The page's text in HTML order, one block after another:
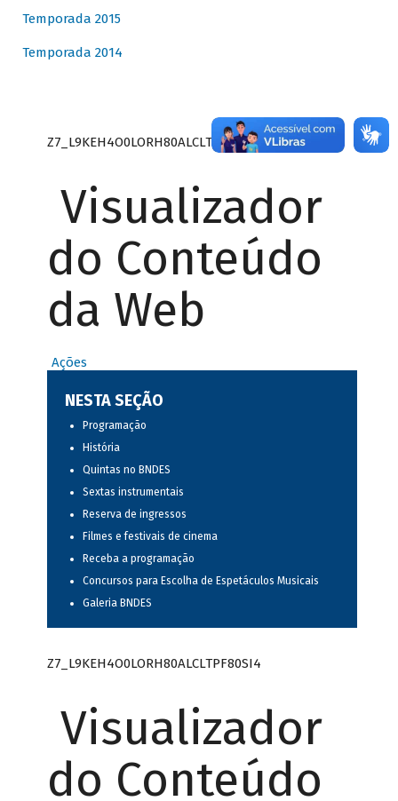
Temporada 2015
Temporada 2014
Z7_L9KEH4O0LORH80ALCLTPF80S27
Visualizador
do Conteúdo
da Web
Ações
NESTA SEÇÃO
Programação
História
Quintas no BNDES
Sextas instrumentais
Reserva de ingressos
Filmes e festivais de cinema
Receba a programação
Concursos para Escolha de Espetáculos Musicais
Galeria BNDES
Z7_L9KEH4O0LORH80ALCLTPF80SI4
Visualizador
do Conteúdo